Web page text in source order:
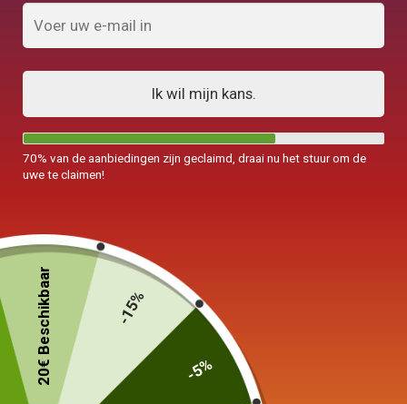
Ik wil mijn kans.
70% van de aanbiedingen zijn geclaimd, draai nu het stuur om de
uwe te claimen!
20€ Beschikbaar -15%
-5%